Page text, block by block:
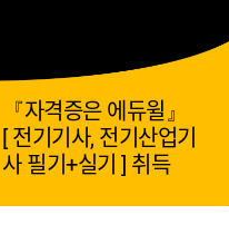
『자격증은 에듀윌』
[ 전기기사, 전기산업기
사 필기+실기 ] 취득